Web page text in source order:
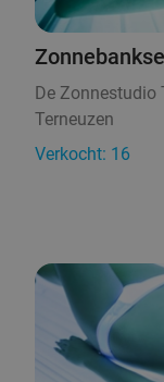
De Zonnestudio
Terneuzen
Verkocht: 16